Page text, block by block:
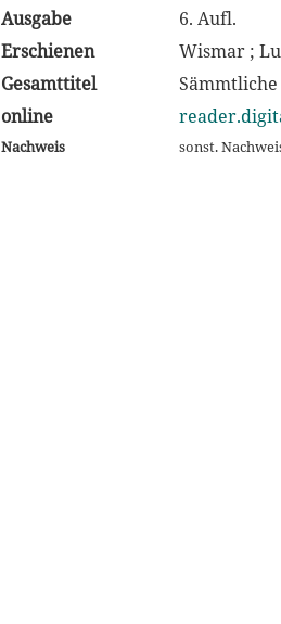
Ausgabe
6. Aufl.
Erschienen
Wismar ;
Gesamttitel
online
Nachweis sonst.